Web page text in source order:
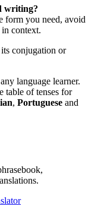
writing?
form you need, avoid
context.
conjugation or
language learner.
table of tenses for
, Portuguese and